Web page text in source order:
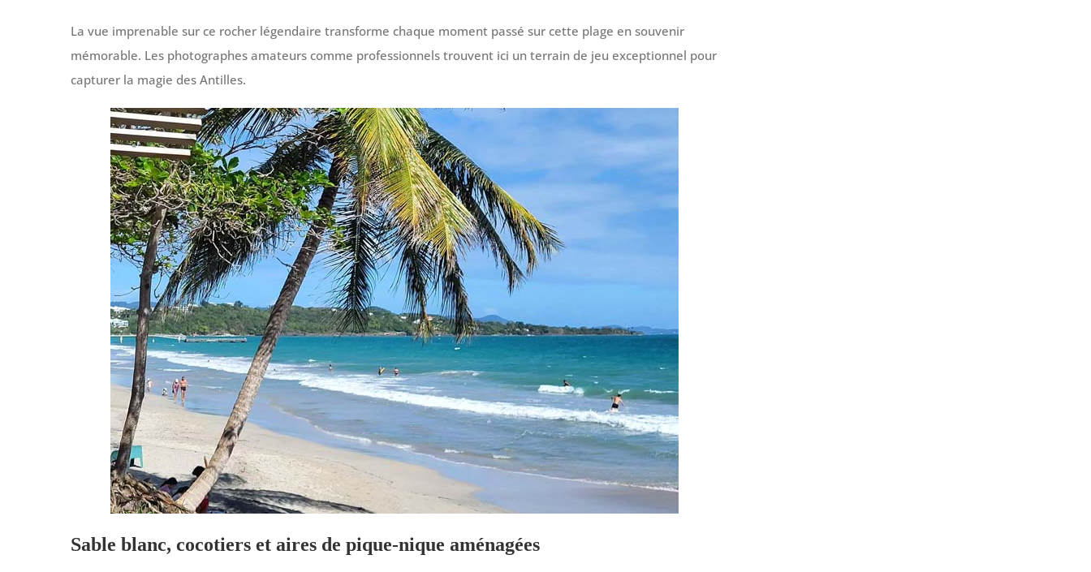
La vue imprenable sur ce rocher légendaire transforme chaque moment passé sur cette plage en souvenir
mémorable. Les photographes amateurs comme professionnels trouvent ici un terrain de jeu exceptionnel pour
capturer la magie des Antilles.
Sable blanc, cocotiers et aires de pique-nique aménagées